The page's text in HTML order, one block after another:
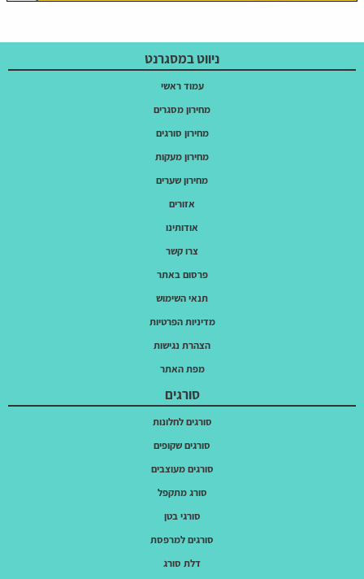
ניווט במסגרנט
עמוד ראשי
מחירון מסגרים
מחירון סורגים
מחירון מעקות
מחירון שערים
אזורים
אודותינו
צרו קשר
פרסום באתר
תנאי השימוש
מדיניות הפרטיות
הצהרת נגישות
מפת האתר
סורגים
סורגים לחלונות
סורגים שקופים
סורגים מעוצבים
סורג מתקפל
סורגי בטן
סורגים למרפסת
דלת סורג